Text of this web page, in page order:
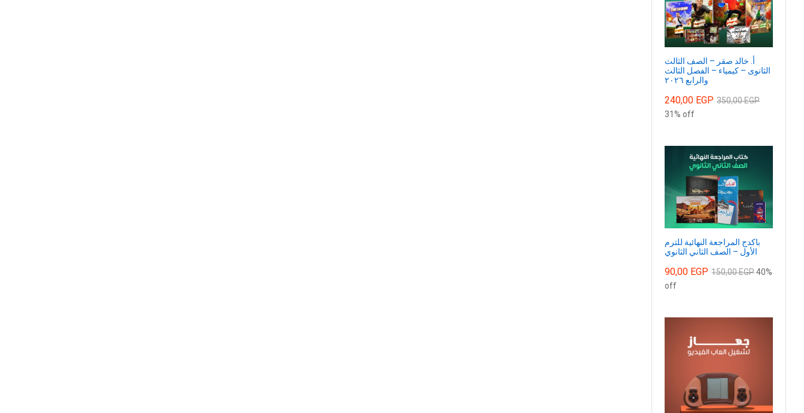
أ. خالد صقر – الصف الثالث
الثانوى – كيمياء – الفصل الثالث
والرابع ٢٠٢٦
240,00 EGP 350,00EGP
31% off
باكدج المراجعة النهائية للترم
الأول – الصف الثاني الثانوي
90,00 EGP 150,00EGP40%
off